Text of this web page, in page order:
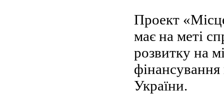
Проект
має на меті
розвитку на
фінансування
України.